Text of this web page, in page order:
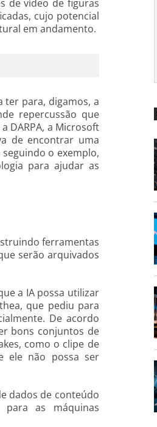
de vídeo de figuras
cujo potencial
em andamento.
ter para, digamos, a
repercussão que
DARPA, a Microsoft
de encontrar uma
o exemplo,
para ajudar as
ferramentas
serão arquivados
a IA possa utilizar
que pediu para
De acordo
bons conjuntos de
como o clipe de
ele não possa ser
dados de conteúdo
as máquinas